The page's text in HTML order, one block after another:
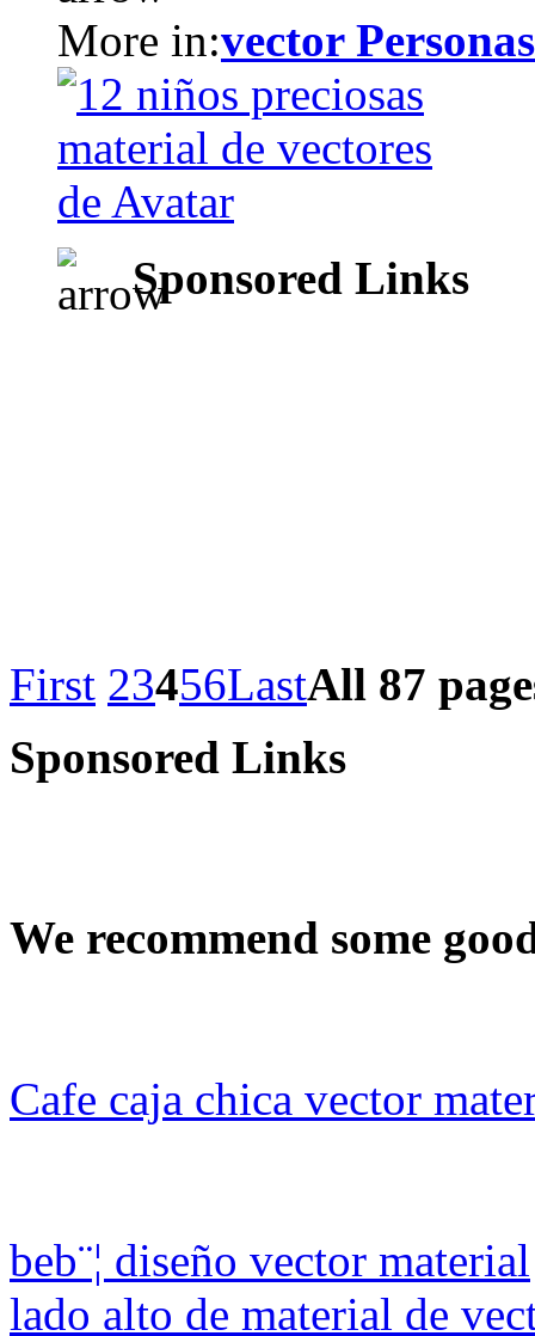
More in:vector Personas
Sponsored Links
First 23456LastAll 87
Sponsored Links
We recommend some
Cafe caja chica vector
beb¨¦ diseño vector material
lado alto de material de